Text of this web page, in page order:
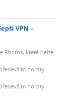
VPN –
Photos, které nelze
horory
horory